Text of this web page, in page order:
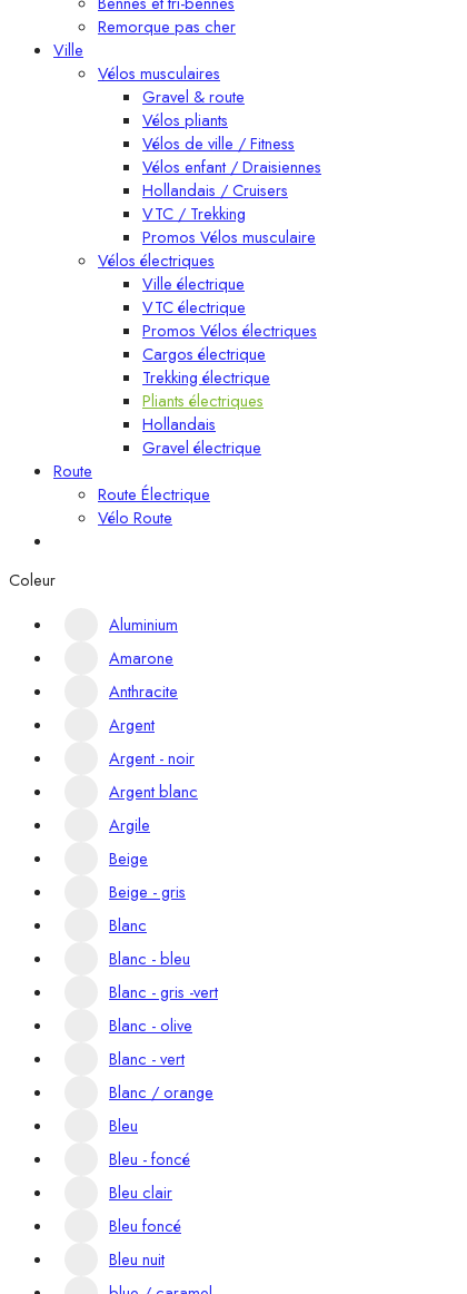
Remorque pas cher
Ville
Vélos musculaires
Gravel & route
Vélos pliants
Vélos de ville / Fitness
Vélos enfant / Draisiennes
Hollandais / Cruisers
VTC / Trekking
Promos Vélos musculaire
Vélos électriques
Ville électrique
VTC électrique
Promos Vélos électriques
Cargos électrique
Trekking électrique
Pliants électriques
Hollandais
Gravel électrique
Route
Route Électrique
Vélo Route
Coleur
Aluminium
Amarone
Anthracite
Argent
Argent - noir
Argent blanc
Argile
Beige
Beige - gris
Blanc
Blanc - bleu
Blanc - gris -vert
Blanc - olive
Blanc - vert
Blanc / orange
Bleu
Bleu - foncé
Bleu clair
Bleu foncé
Bleu nuit